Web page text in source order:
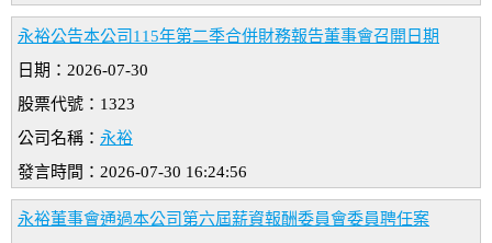
永裕公告本公司115年第二季合併財務報告董事會召開日期
日期：2026-07-30
股票代號：1323
公司名稱： 永裕
發言時間：2026-07-30 16:24:56
永裕董事會通過本公司第六屆薪資報酬委員會委員聘任案